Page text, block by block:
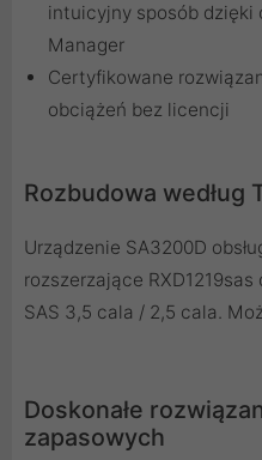
intuicyjny sposób dzięki
Manager
Certyfikowane
obciążeń bez licencji
Rozbudowa według
Urządzenie SA3200D
rozszerzające
SAS 3,5 cala / 2,5 cala.
Doskonałe
zapasowych